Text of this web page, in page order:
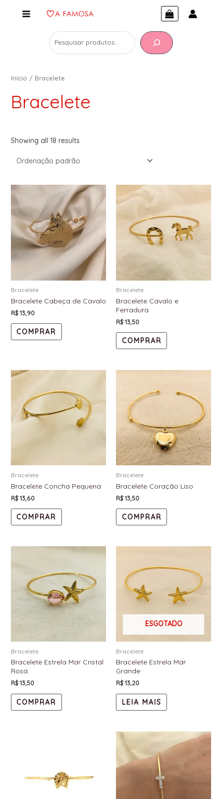
Início / Bracelete
Bracelete
Showing all 18 results
Bracelete
Bracelete Cabeça de Cavalo
R$13,90
COMPRAR
Bracelete
Bracelete Cavalo e
Ferradura
R$13,50
COMPRAR
Bracelete
Bracelete Concha Pequena
R$13,60
COMPRAR
Bracelete
Bracelete Coração Liso
R$13,50
COMPRAR
Bracelete
Bracelete Estrela Mar Cristal
Rosa
R$13,50
COMPRAR
ESGOTADO
Bracelete
Bracelete Estrela Mar
Grande
R$13,20
LEIA MAIS